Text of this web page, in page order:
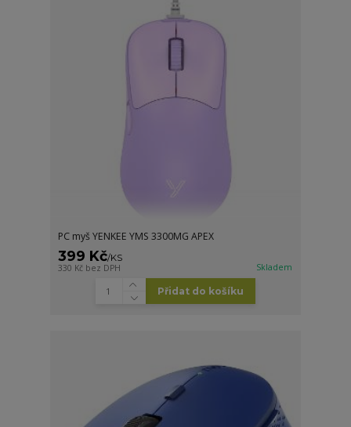
PC myš YENKEE YMS 3300MG APEX
399 Kč/KS
330 Kč bez DPH Skladem
Přidat do košíku